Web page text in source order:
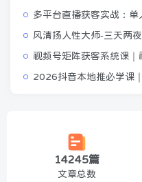
14245篇
文章总数